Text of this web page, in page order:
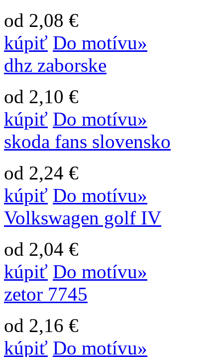
od 2,08 €
kúpiť Do motívu»
dhz zaborske
od 2,10 €
kúpiť Do motívu»
skoda fans slovensko
od 2,24 €
kúpiť Do motívu»
Volkswagen golf IV
od 2,04 €
kúpiť Do motívu»
zetor 7745
od 2,16 €
kúpiť Do motívu»